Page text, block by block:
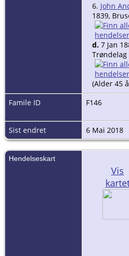
6. John
1839,
d. 7 Jan
Trøndelag
(Alder 45
Famile ID
F146
Sist endret
6 Mai 2018
Hendelseskart
Vis